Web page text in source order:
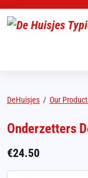
DeHuisjes / Our
Onderzetters
€24.50